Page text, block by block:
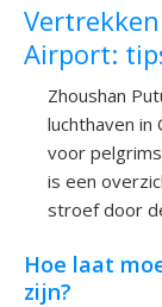
Airport:
Zhoushan
luchthaven
voor
is een
stroef door
Hoe laat
zijn?